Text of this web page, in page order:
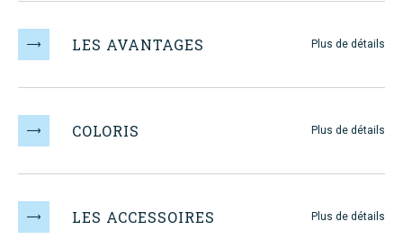
MAUGIN
LES AVANTAGES Plus de détails
COLORIS Plus de détails
LES ACCESSOIRES Plus de détails